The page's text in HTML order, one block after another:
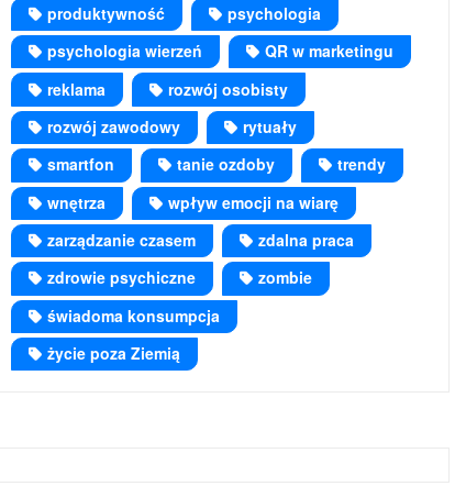
produktywność
psychologia
psychologia wierzeń
QR w marketingu
reklama
rozwój osobisty
rozwój zawodowy
rytuały
smartfon
tanie ozdoby
trendy
wnętrza
wpływ emocji na wiarę
zarządzanie czasem
zdalna praca
zdrowie psychiczne
zombie
świadoma konsumpcja
życie poza Ziemią